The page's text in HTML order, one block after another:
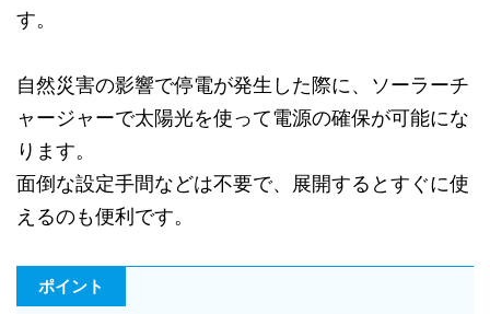
す。
自然災害の影響で停電が発生した際に、ソーラーチ
ャージャーで太陽光を使って電源の確保が可能にな
ります。
面倒な設定手間などは不要で、展開するとすぐに使
えるのも便利です。
ポイント